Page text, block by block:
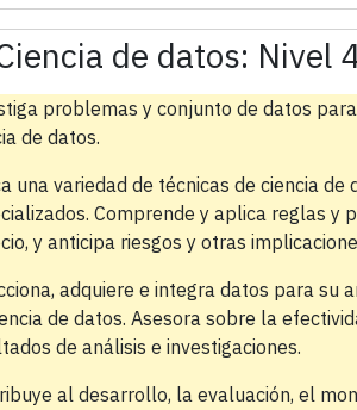
de datos: Nivel
problemas y conjunto de datos
de datos.
una variedad de técnicas de ciencia
Comprende y aplica reglas y
y anticipa riesgos y otras
adquiere e integra datos para su
de datos. Asesora sobre la
de análisis e investigaciones.
al desarrollo, la evaluación, el